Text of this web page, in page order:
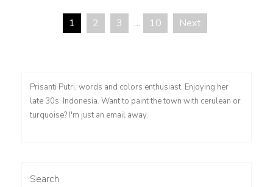
Posts 1 2 3 … 10 Next
Prisanti Putri, words and colors enthusiast. Enjoying her
late 30s. Indonesia. Want to paint the town with cerulean or
turquoise? I'm just an email away.
Search